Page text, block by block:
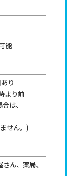
能
り
より前
は、
せん。)
ん、薬局、